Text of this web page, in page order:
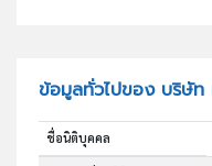
ข้อมูลทั่วไปของ บริษั
ชื่อนิติบุคคล